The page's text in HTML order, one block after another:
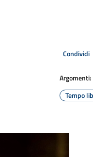
Condividi
Argomenti:
Tempo